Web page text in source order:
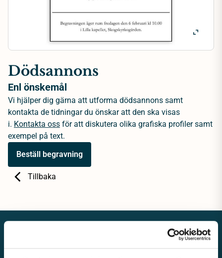
Tillbaka
Dödsannons
Enl önskemål
Vi hjälper dig gärna att utforma dödsannons samt
kontakta de tidningar du önskar att den ska visas
i. Kontakta oss för att diskutera olika grafiska profiler samt
exempel på text.
Beställ begravning